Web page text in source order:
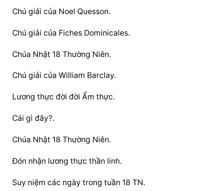
Chú giải của Noel Quesson.
Chú giải của Fiches Dominicales.
Chúa Nhật 18 Thường Niên.
Chú giải của William Barclay.
Lương thực đời đời Ẩm thực.
Cái gì đây?.
Chúa Nhật 18 Thường Niên.
Đón nhận lương thực thần linh.
Suy niệm các ngày trong tuần 18 TN.